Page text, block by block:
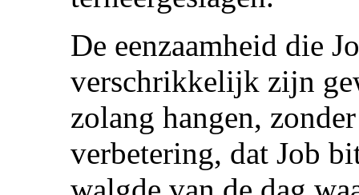
De eenzaamheid die
verschrikkelijk zijn
zolang hangen,
verbetering, dat Job